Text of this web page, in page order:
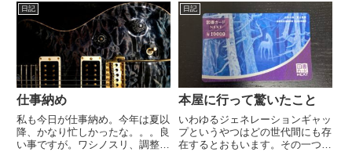
日記
仕事納め
私も今日が仕事納め。今年は夏以
降、かなり忙しかったな。。。良
い事ですが。ワシノスリ、調整に
日記
本屋に行って驚いたこと
いわゆるジェネレーションギャッ
プというやつはどの世代間にも存
在するとおもいます。その一つが